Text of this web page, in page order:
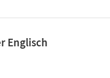
Englisch